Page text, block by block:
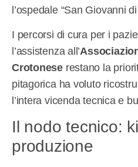
l’ospedale “San Giovanni
I percorsi di cura per i
l’assistenza all’
Crotonese restano la
pitagorica ha voluto
l’intera vicenda tecnica e
Il nodo tecnico:
produzione